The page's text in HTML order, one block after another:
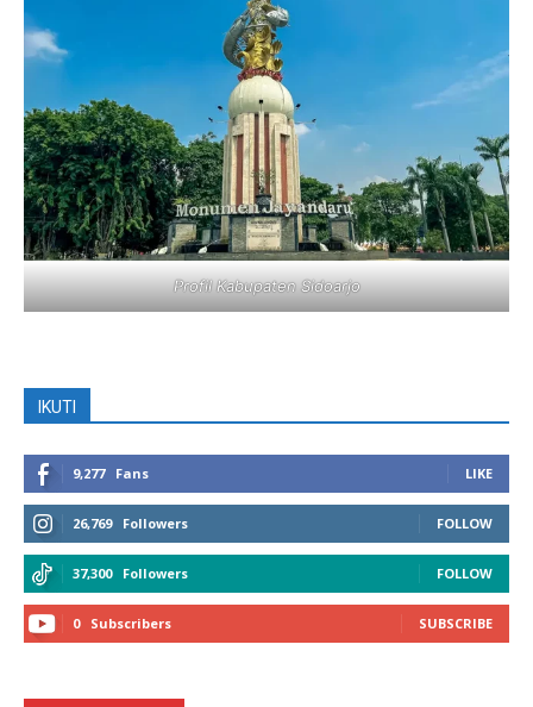
Profil Kabupaten Sidoarjo
IKUTI
9,277 Fans LIKE
26,769 Followers FOLLOW
37,300 Followers FOLLOW
0 Subscribers SUBSCRIBE